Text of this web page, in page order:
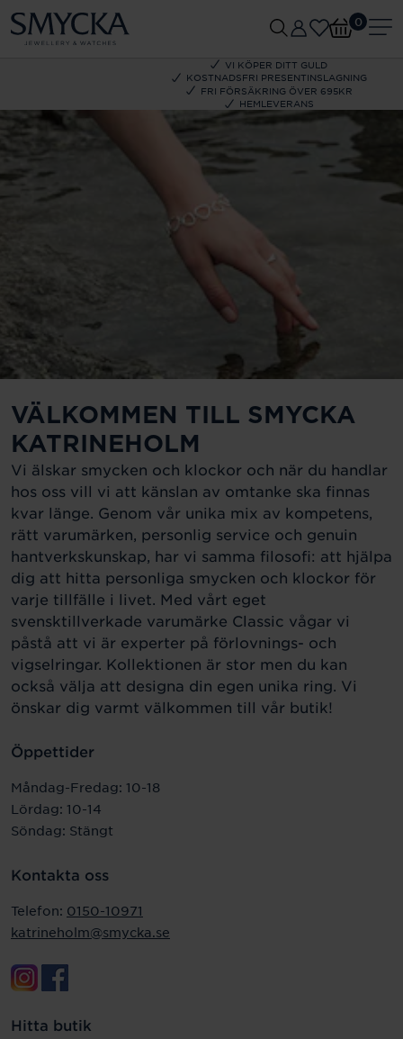
VI KÖPER DITT GULD
KOSTNADSFRI PRESENTINSLAGNING
FRI FÖRSÄKRING ÖVER 695KR
HEMLEVERANS
0
VÄLKOMMEN TILL SMYCKA
KATRINEHOLM
Vi älskar smycken och klockor och när du handlar
hos oss vill vi att känslan av omtanke ska finnas
kvar länge. Genom vår unika mix av kompetens,
rätt varumärken, personlig service och genuin
hantverkskunskap, har vi samma filosofi: att hjälpa
dig att hitta personliga smycken och klockor för
varje tillfälle i livet. Med vårt eget
svensktillverkade varumärke Classic vågar vi
påstå att vi är experter på förlovnings- och
vigselringar. Kollektionen är stor men du kan
också välja att designa din egen unika ring. Vi
önskar dig varmt välkommen till vår butik!
Öppettider
Måndag-Fredag: 10-18
Lördag: 10-14
Söndag: Stängt
Kontakta oss
Telefon: 0150-10971
katrineholm@smycka.se
Hitta butik